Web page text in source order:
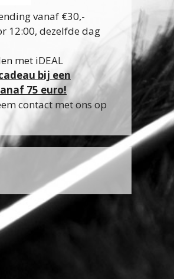
vanaf €30,-
12:00, dezelfde dag
met iDEAL
bij een
75 euro!
contact met ons op